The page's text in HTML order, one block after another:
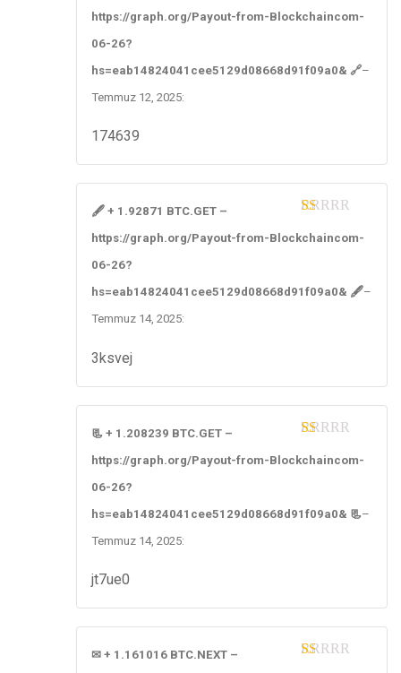
ou
5
https://graph.org/Payout-from-Blockchaincom-
06-26?
hs=eab14824041cee5129d08668d91f09a0& 🔗–
Temmuz 12, 2025:
174639
ou
5
🖋 + 1.92871 BTC.GET –
https://graph.org/Payout-from-Blockchaincom-
06-26?
hs=eab14824041cee5129d08668d91f09a0& 🖋–
Temmuz 14, 2025:
3ksvej
ou
5
📃 + 1.208239 BTC.GET –
https://graph.org/Payout-from-Blockchaincom-
06-26?
hs=eab14824041cee5129d08668d91f09a0& 📃–
Temmuz 14, 2025:
jt7ue0
✉ + 1.161016 BTC.NEXT –